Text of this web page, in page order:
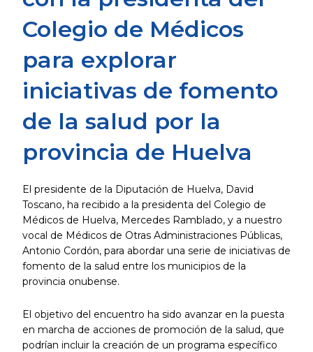
Colegio de Médicos
para explorar
iniciativas de fomento
de la salud por la
provincia de Huelva
El presidente de la Diputación de Huelva, David
Toscano, ha recibido a la presidenta del Colegio de
Médicos de Huelva, Mercedes Ramblado, y a nuestro
vocal de Médicos de Otras Administraciones Públicas,
Antonio Cordón, para abordar una serie de iniciativas de
fomento de la salud entre los municipios de la
provincia onubense.
El objetivo del encuentro ha sido avanzar en la puesta
en marcha de acciones de promoción de la salud, que
podrían incluir la creación de un programa específico